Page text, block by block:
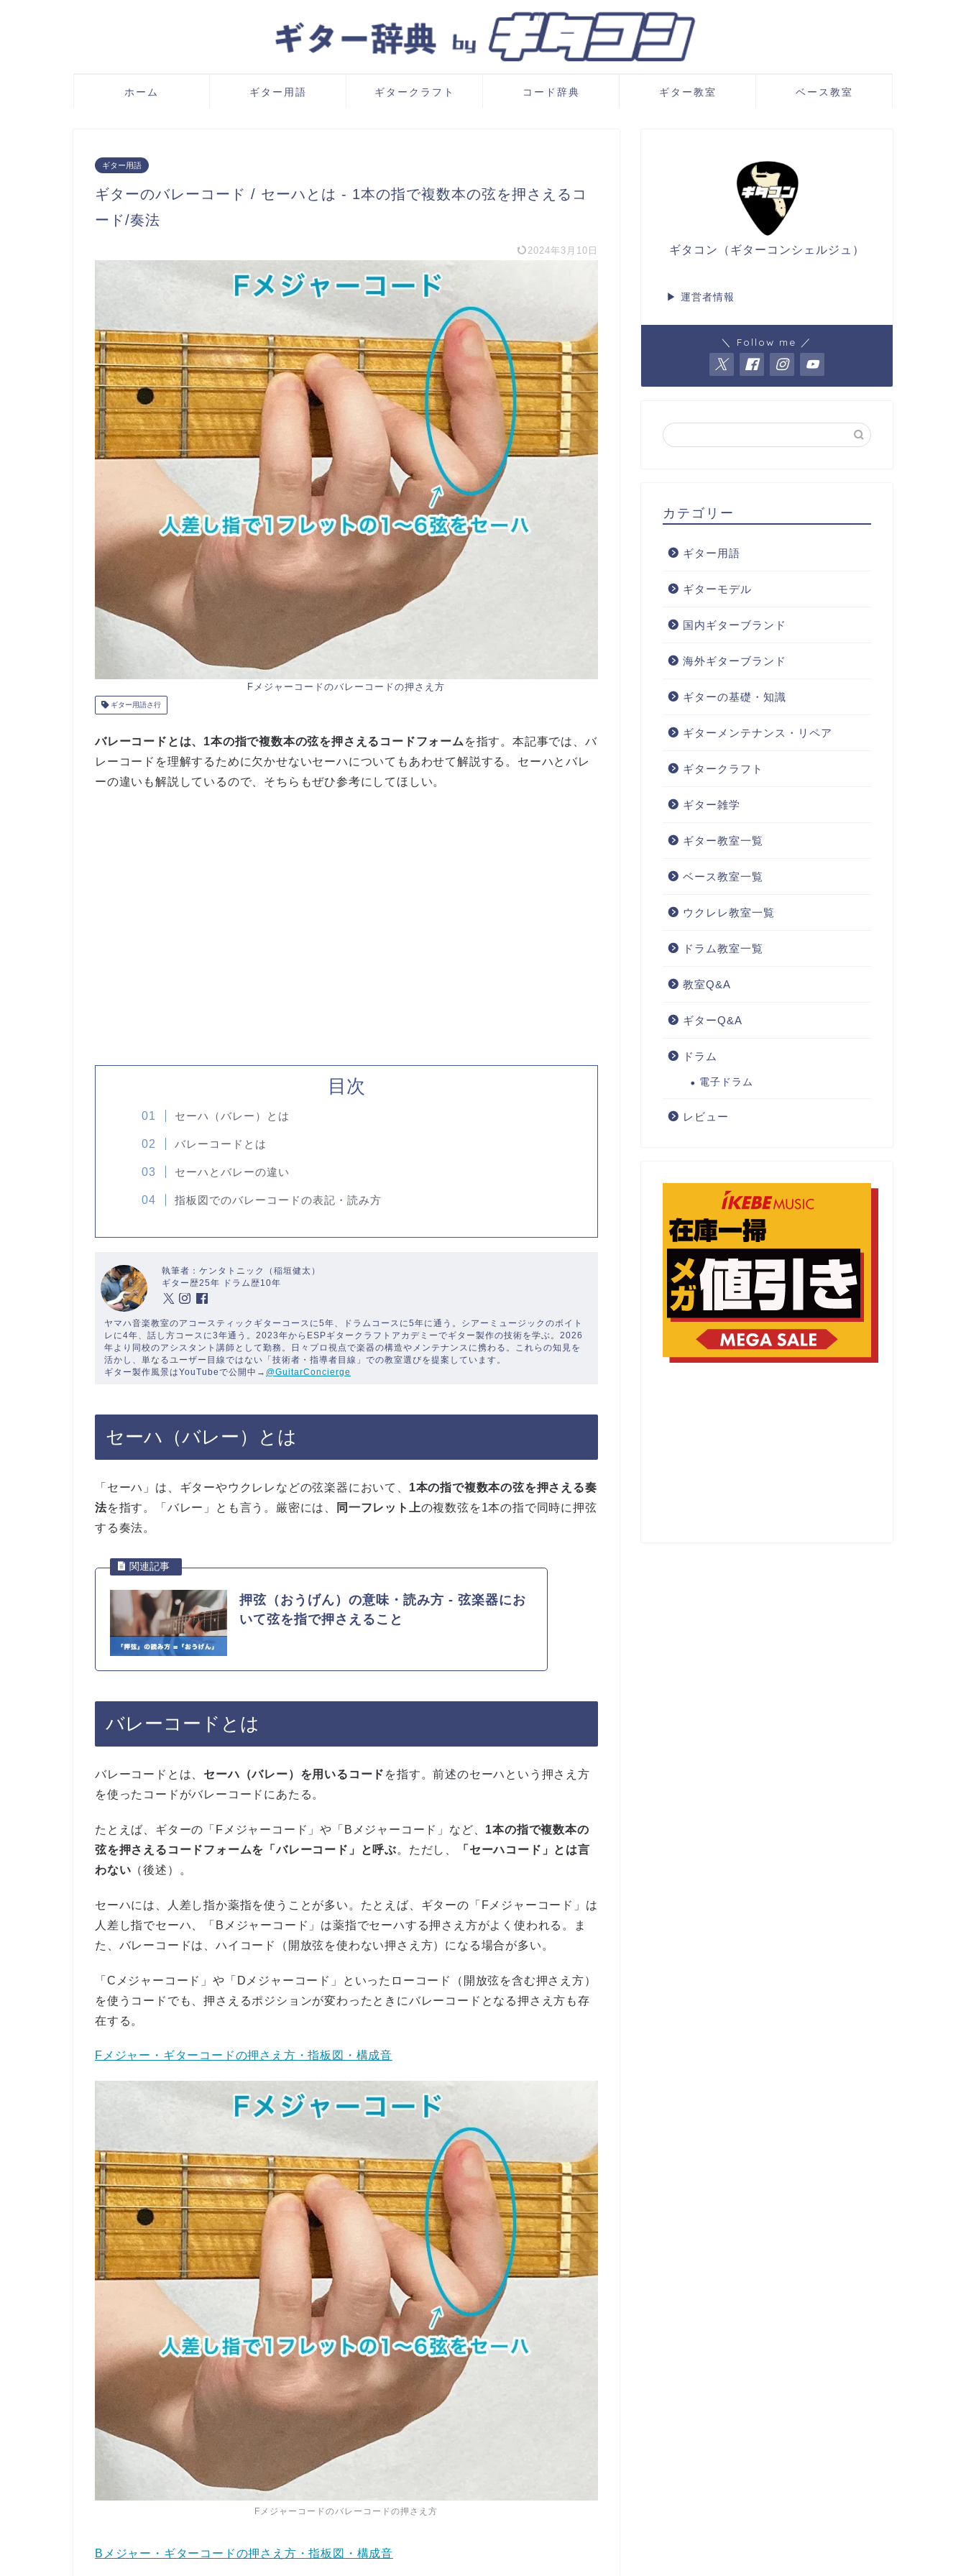
ホーム ギター用語 ギタークラフト コード辞典 ギター教室 ベース教室
ギター用語
ギターのバレーコード / セーハとは ‐ 1本の指で複数本の弦を押さえるコ
ード/奏法
2024年3月10日
Fメジャーコードのバレーコードの押さえ方
ギター用語さ行
バレーコードとは、1本の指で複数本の弦を押さえるコードフォーム を指す。本記事では、バ
レーコードを理解するために欠かせないセーハについてもあわせて解説する。セーハとバレ
ーの違いも解説しているので、そちらもぜひ参考にしてほしい。
目次
セーハ（バレー）とは
バレーコードとは
セーハとバレーの違い
指板図でのバレーコードの表記・読み方
執筆者：ケンタトニック（稲垣健太）
ギター歴25年 ドラム歴10年
ヤマハ音楽教室のアコースティックギターコースに5年、ドラムコースに5年に通う。シアーミュージックのボイト
レに4年、話し方コースに3年通う。2023年からESPギタークラフトアカデミーでギター製作の技術を学ぶ。2026
年より同校のアシスタント講師として勤務。日々プロ視点で楽器の構造やメンテナンスに携わる。これらの知見を
活かし、単なるユーザー目線ではない「技術者・指導者目線」での教室選びを提案しています。
ギター製作風景はYouTubeで公開中→ @GuitarConcierge
セーハ（バレー）とは
「セーハ」は、ギターやウクレレなどの弦楽器において、 1本の指で複数本の弦を押さえる奏
法を指す。「バレー」とも言う。厳密には、 同一フレット上の複数弦を1本の指で同時に押弦
する奏法。
押弦（おうげん）の意味・読み方 - 弦楽器にお
いて弦を指で押さえること
バレーコードとは
バレーコードとは、 セーハ（バレー）を用いるコード を指す。前述のセーハという押さえ方
を使ったコードがバレーコードにあたる。
たとえば、ギターの「Fメジャーコード」や「Bメジャーコード」など、 1本の指で複数本の
弦を押さえるコードフォームを「バレーコード」と呼ぶ。ただし、
「セーハコード」とは言
わない （後述）。
セーハには、人差し指か薬指を使うことが多い。たとえば、ギターの「Fメジャーコード」は
人差し指でセーハ、「Bメジャーコード」は薬指でセーハする押さえ方がよく使われる。ま
た、バレーコードは、ハイコード（開放弦を使わない押さえ方）になる場合が多い。
「Cメジャーコード」や「Dメジャーコード」といったローコード（開放弦を含む押さえ方）
を使うコードでも、押さえるポジションが変わったときにバレーコードとなる押さえ方も存
在する。
Fメジャー・ギターコードの押さえ方・指板図・構成音
Fメジャーコードのバレーコードの押さえ方
Bメジャー・ギターコードの押さえ方・指板図・構成音
ギタコン（ギターコンシェルジュ）
▶ 運営者情報
＼ Follow me ／
カテゴリー
ギター用語
ギターモデル
国内ギターブランド
海外ギターブランド
ギターの基礎・知識
ギターメンテナンス・リペア
ギタークラフト
ギター雑学
ギター教室一覧
ベース教室一覧
ウクレレ教室一覧
ドラム教室一覧
教室Q&A
ギターQ&A
ドラム
電子ドラム
レビュー